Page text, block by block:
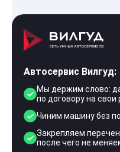
Автосервис Вилгуд:
Мы держим слово:
по договору на свои
Чиним машину без
Закрепляем
после чего не